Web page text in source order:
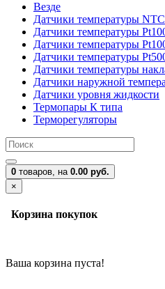
Везде
Датчики температуры NTC
Датчики температуры
Датчики температуры
Датчики температуры
Датчики температуры
Датчики наружной
Датчики уровня жидкости
Термопары К типа
Терморегуляторы
0 товаров, на 0.00 руб.
×
Корзина покупок
Ваша корзина пуста!